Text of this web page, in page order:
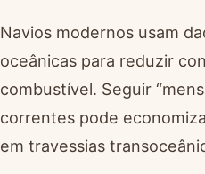
Navios modernos usam
oceânicas para reduzir
combustível. Seguir
correntes pode
em travessias